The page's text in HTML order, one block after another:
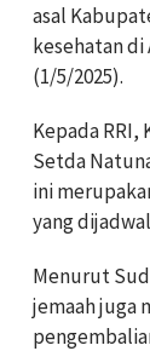
asal
kesehatan di
(1/5/2025).
Kepada RRI,
Setda
ini
yang
Menurut
jemaah juga